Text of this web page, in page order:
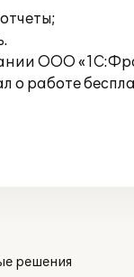
ООО
о работе
решения